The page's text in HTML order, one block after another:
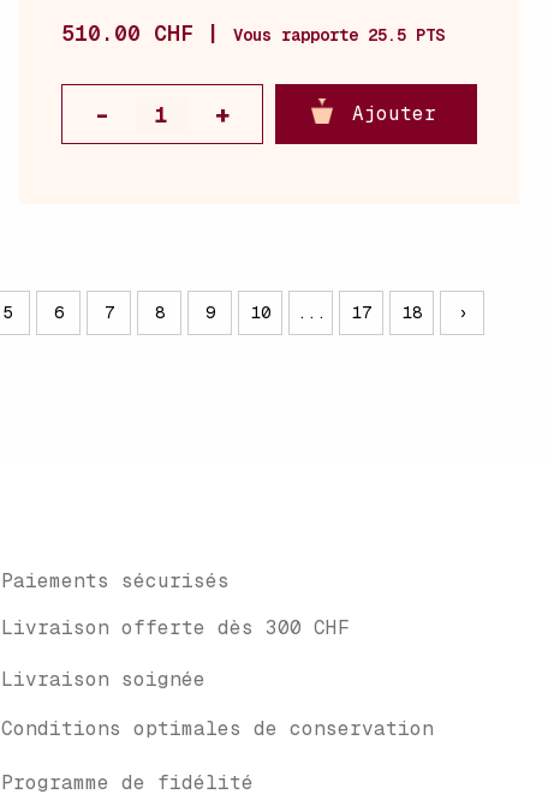
510.00 CHF | Vous rapporte 25.5 PTS
Ajouter
5 6 7 8 9 10 ... 17 18 ›
Paiements sécurisés
Livraison offerte dès 300 CHF
Livraison soignée
Conditions optimales de conservation
Programme de fidélité